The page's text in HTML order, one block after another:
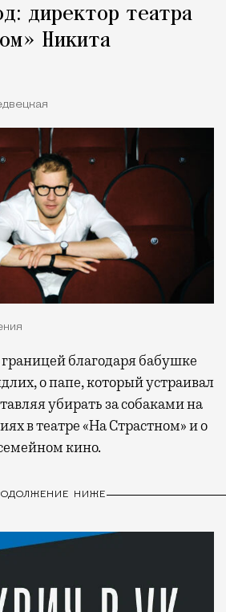
директор театра
Никита
о папе, который устраивал
убирать за собаками на
в театре «На Страстном» и о
кино.
НИЖЕ